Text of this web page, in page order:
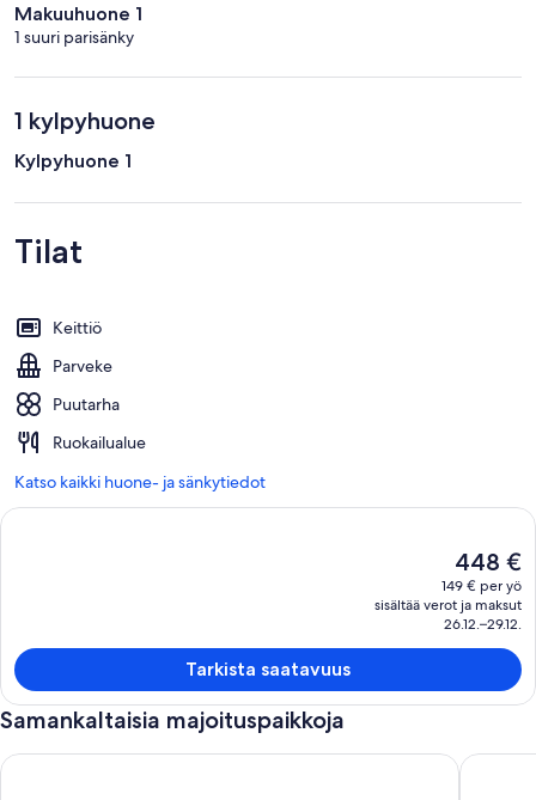
Makuuhuone 1
1 suuri parisänky
1 kylpyhuone
Kylpyhuone 1
Tilat
Keittiö
Parveke
Puutarha
Ruokailualue
Katso kaikki huone- ja sänkytiedot
Nykyinen
hinta
on
448 €
448 €
149 € per yö
sisältää verot ja maksut
26.12.–29.12.
Tarkista saatavuus
Samankaltaisia majoituspaikkoja
Molokai Premium Oceanfront Kepuhi Beach Resort -hinnat
Kepuhi